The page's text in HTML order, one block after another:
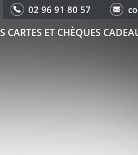
02 96 91 80 57
CARTES ET CHÈQUES